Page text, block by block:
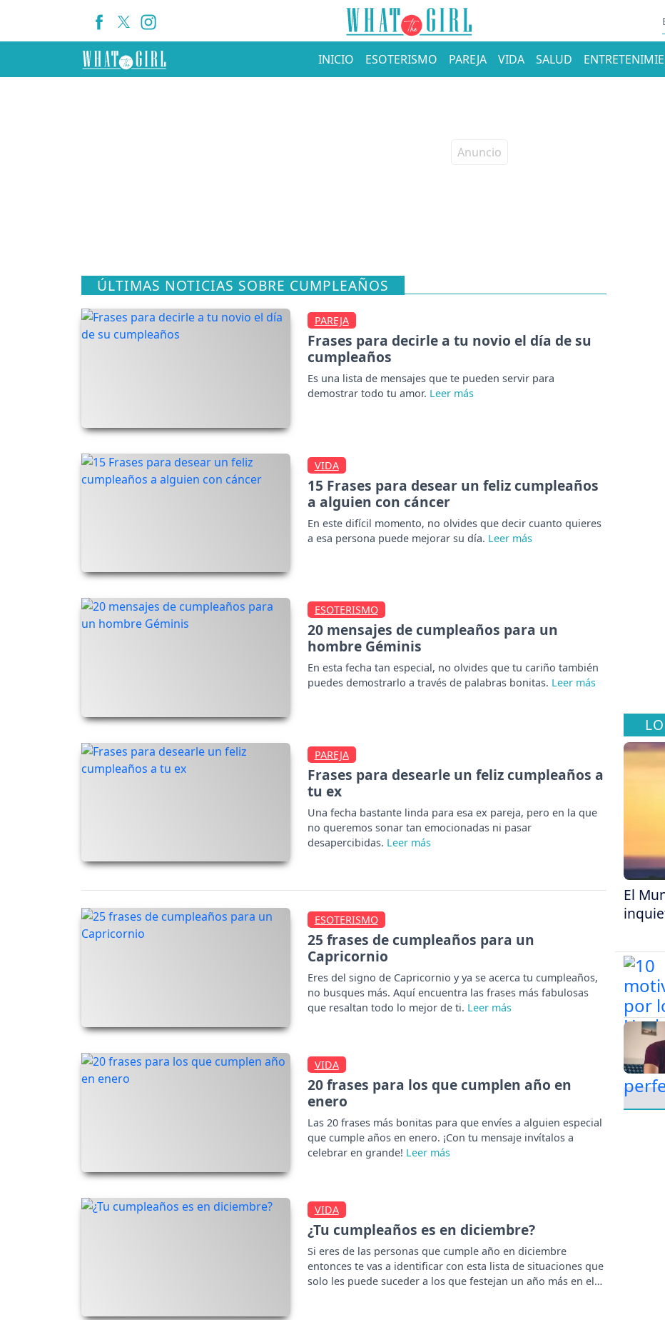
INICIO ESOTERISMO PAREJA VIDA SALUD
ÚLTIMAS NOTICIAS SOBRE CUMPLEAÑOS
PAREJA
Frases para decirle a tu novio el día de su
cumpleaños
Es una lista de mensajes que te pueden servir para
demostrar todo tu amor.
VIDA
15 Frases para desear un feliz cumpleaños
a alguien con cáncer
En este difícil momento, no olvides que decir cuanto quieres
a esa persona puede mejorar su día.
ESOTERISMO
20 mensajes de cumpleaños para un
hombre Géminis
En esta fecha tan especial, no olvides que tu cariño también
puedes demostrarlo a través de palabras bonitas.
PAREJA
Frases para desearle un feliz cumpleaños a
tu ex
Una fecha bastante linda para esa ex pareja, pero en la que
no queremos sonar tan emocionadas ni pasar
desapercibidas.
ESOTERISMO
25 frases de cumpleaños para un
Capricornio
Eres del signo de Capricornio y ya se acerca tu cumpleaños,
no busques más. Aquí encuentra las frases más fabulosas
que resaltan todo lo mejor de ti.
VIDA
20 frases para los que cumplen año en
enero
Las 20 frases más bonitas para que envíes a alguien especial
que cumple años en enero. ¡Con tu mensaje invítalos a
celebrar en grande!
VIDA
¿Tu cumpleaños es en diciembre?
Si eres de las personas que cumple año en diciembre
entonces te vas a identificar con esta lista de situaciones que
solo les puede suceder a los que festejan un año más en el
El